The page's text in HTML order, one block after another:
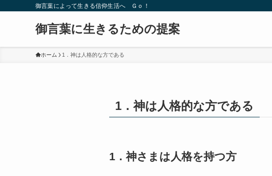
御言葉によって生きる信仰生活へ Ｇｏ！
御言葉に生きるための提案
ホーム 1．神は人格的な方である
1．神は人格的な方である
1．神さまは人格を持つ方